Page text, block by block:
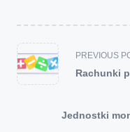
<span
class="nav-
subtitle
PREVIOUS
Rachunki
Jednostki